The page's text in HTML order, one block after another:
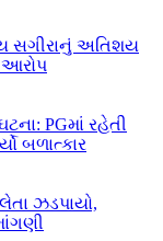
સગીરાનું અતિશય
આરોપ
PGમાં રહેતી
બળાત્કાર
ઝડપાયો,